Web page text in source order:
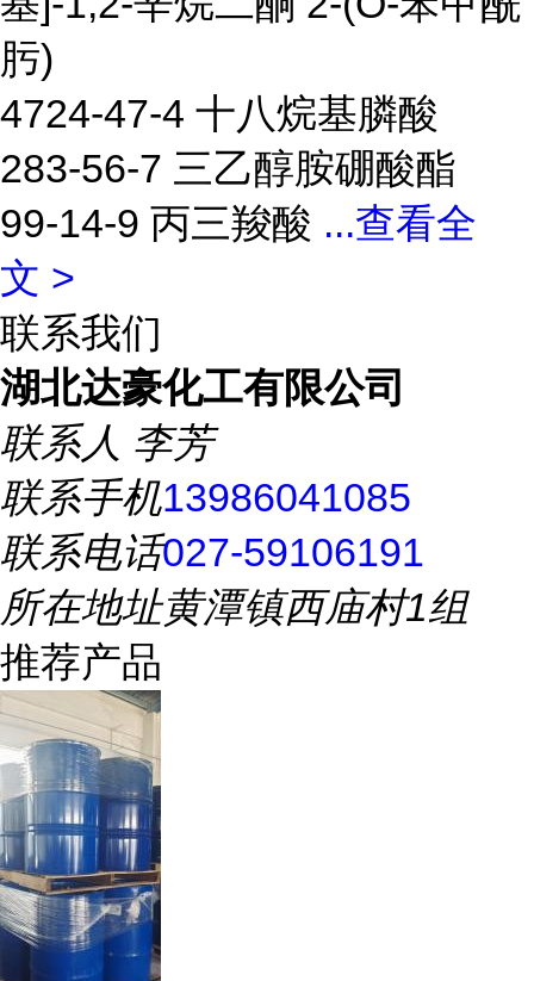
肟)
4724-47-4 十八烷基膦酸
283-56-7 三乙醇胺硼酸酯
99-14-9 丙三羧酸 ...查看全
文 >
联系我们
湖北达豪化工有限公司
联系人 李芳
联系手机13986041085
联系电话027-59106191
所在地址黄潭镇西庙村1组
推荐产品